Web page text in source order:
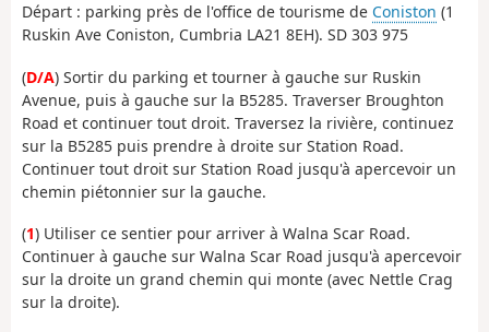
Départ : parking près de l'office de tourisme de Coniston (1
Ruskin Ave Coniston, Cumbria LA21 8EH). SD 303 975
(D/A) Sortir du parking et tourner à gauche sur Ruskin
Avenue, puis à gauche sur la B5285. Traverser Broughton
Road et continuer tout droit. Traversez la rivière, continuez
sur la B5285 puis prendre à droite sur Station Road.
Continuer tout droit sur Station Road jusqu'à apercevoir un
chemin piétonnier sur la gauche.
(1) Utiliser ce sentier pour arriver à Walna Scar Road.
Continuer à gauche sur Walna Scar Road jusqu'à apercevoir
sur la droite un grand chemin qui monte (avec Nettle Crag
sur la droite).